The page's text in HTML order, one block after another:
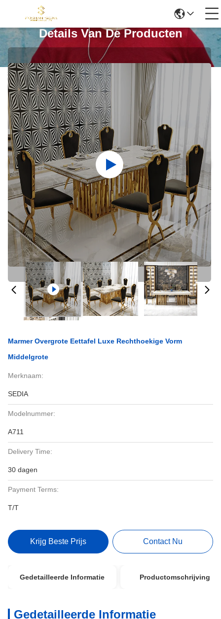
Details Van De Producten
Marmer Overgrote Eettafel Luxe Rechthoekige Vorm
Middelgrote
Merknaam:
SEDIA
Modelnummer:
A711
Delivery Time:
30 dagen
Payment Terms:
T/T
Krijg Beste Prijs Contact Nu
Gedetailleerde Informatie Productomschrijving
Gedetailleerde Informatie